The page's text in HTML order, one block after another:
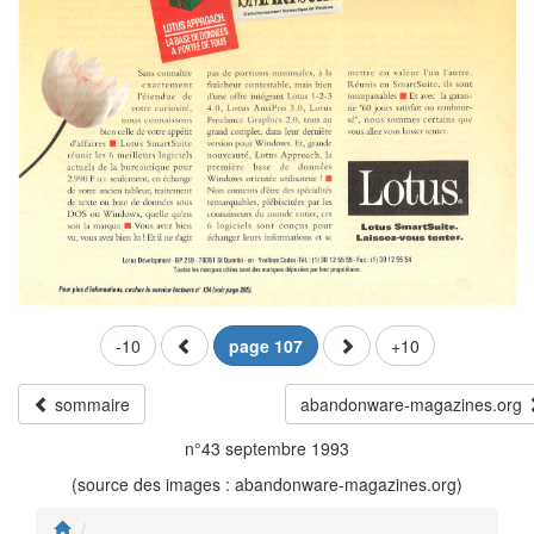
-10 page 107 +10
sommaire
abandonware-magazines.org
n°43 septembre 1993
(source des images : abandonware-magazines.org)